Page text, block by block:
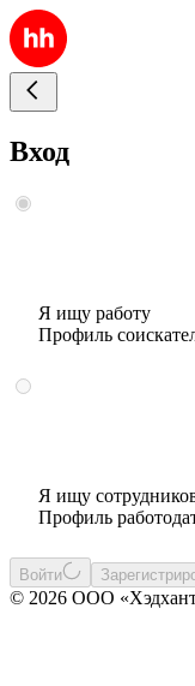
Вход
Я ищу работу
Профиль
Я ищу
Профиль
Войти
© 2026 ООО